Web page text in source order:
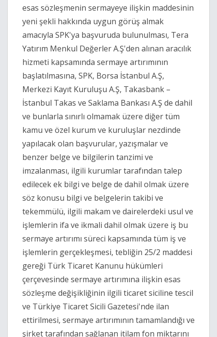
esas sözleşmenin sermayeye ilişkin maddesinin
yeni şekli hakkında uygun görüş almak
amacıyla SPK'ya başvuruda bulunulması, Tera
Yatırım Menkul Değerler A.Ş'den alınan aracılık
hizmeti kapsamında sermaye artırımının
başlatılmasına, SPK, Borsa İstanbul A.Ş,
Merkezi Kayıt Kuruluşu A.Ş, Takasbank –
İstanbul Takas ve Saklama Bankası A.Ş de dahil
ve bunlarla sınırlı olmamak üzere diğer tüm
kamu ve özel kurum ve kuruluşlar nezdinde
yapılacak olan başvurular, yazışmalar ve
benzer belge ve bilgilerin tanzimi ve
imzalanması, ilgili kurumlar tarafından talep
edilecek ek bilgi ve belge de dahil olmak üzere
söz konusu bilgi ve belgelerin takibi ve
tekemmülü, ilgili makam ve dairelerdeki usul ve
işlemlerin ifa ve ikmali dahil olmak üzere iş bu
sermaye artırımı süreci kapsamında tüm iş ve
işlemlerin gerçekleşmesi, tebliğin 25/2 maddesi
gereği Türk Ticaret Kanunu hükümleri
çerçevesinde sermaye artırımına ilişkin esas
sözleşme değişikliğinin ilgili ticaret siciline tescil
ve Türkiye Ticaret Sicili Gazetesi'nde ilan
ettirilmesi, sermaye artırımının tamamlandığı ve
şirket tarafından sağlanan itilam fon miktarını